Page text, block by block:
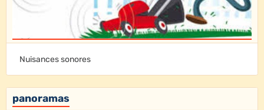
Nuisances sonores
panoramas